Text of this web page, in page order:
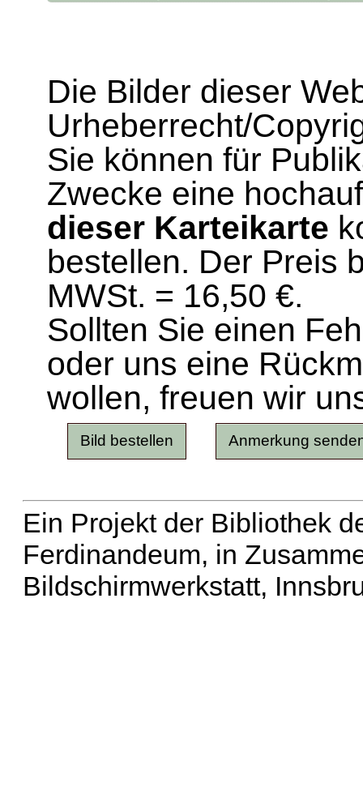
Die Bilder dieser
Urheberrecht/
Sie können für
Zwecke eine
dieser Karteikarte
bestellen. Der Preis
MWSt. = 16,50 €.
Sollten Sie einen
oder uns eine
wollen, freuen wir
Ein Projekt der Bibliothek
Ferdinandeum, in
Bildschirmwerkstatt,